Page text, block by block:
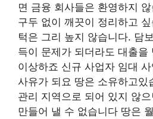
면 금융 회사들은 환영하지
구두 없이 깨끗이 정리하고
턱은 그리 높지 않습니다. 담
득이 문제가 되더라도 대출을
이상하죠 신규 사업자 임대
사유가 되요 땅은 소유하고있
관리 지역으로 되어 있지 않
만들어 낼 수 없습니다 땅은